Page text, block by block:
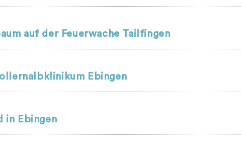
auf der Feuerwache Tailfingen
Ebingen
in Ebingen